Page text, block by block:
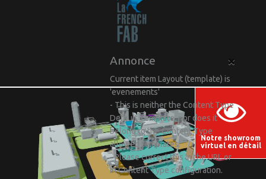
Notre showroom
virtuel en détail
×
Annonce
Current item Layout (template) is
'evenements'
- This is neither the Content Type
Default Template, nor does it
belong to the Content Type
allowed templates.
- Please correct this in the URL or
in Content Type configuration.